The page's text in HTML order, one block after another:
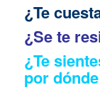
¿Te
¿Se te
¿Te
por